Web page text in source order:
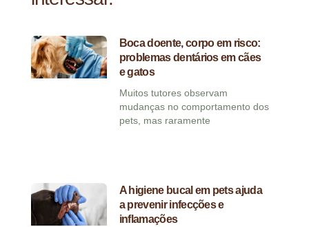
Boca doente, corpo em risco:
problemas dentários em cães
e gatos
Muitos tutores observam
mudanças no comportamento dos
pets, mas raramente
A higiene bucal em pets ajuda
a prevenir infecções e
inflamações